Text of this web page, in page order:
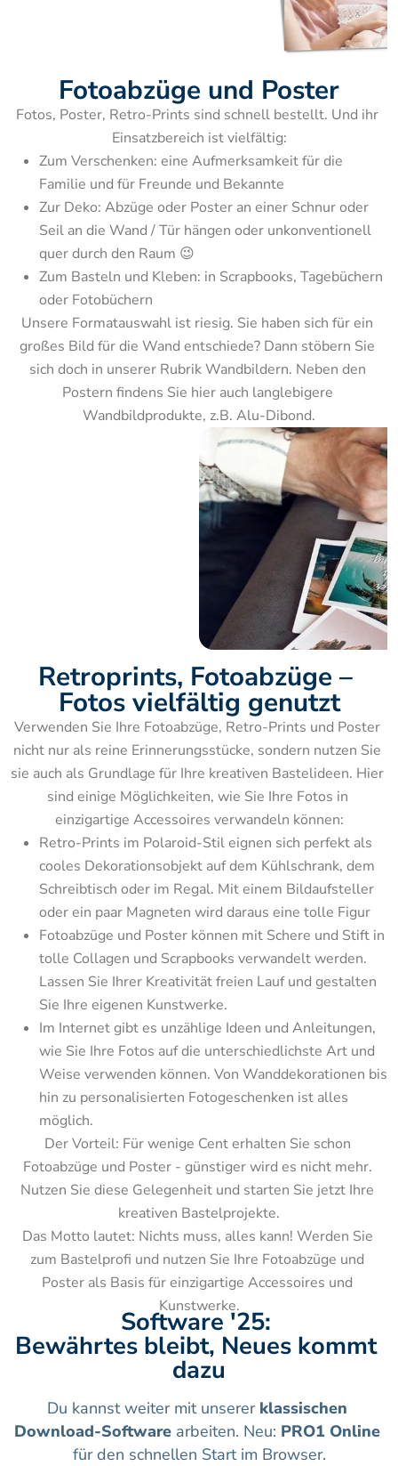
Fotoabzüge und Poster
Fotos, Poster, Retro-Prints sind schnell bestellt. Und ihr
Zum Verschenken: eine Aufmerksamkeit für die
Familie und für Freunde und Bekannte
Zur Deko: Abzüge oder Poster an einer Schnur oder
Seil an die Wand / Tür hängen oder unkonventionell
quer durch den Raum 😉
Zum Basteln und Kleben: in Scrapbooks, Tagebüchern
Unsere Formatauswahl ist riesig. Sie haben sich für ein
großes Bild für die Wand entschiede? Dann stöbern Sie
sich doch in unserer Rubrik Wandbildern. Neben den
Postern findens Sie hier auch langlebigere
Wandbildprodukte, z.B. Alu-Dibond.
Retroprints, Fotoabzüge –
Fotos vielfältig genutzt
Verwenden Sie Ihre Fotoabzüge, Retro-Prints und Poster
nicht nur als reine Erinnerungsstücke, sondern nutzen Sie
sie auch als Grundlage für Ihre kreativen Bastelideen. Hier
sind einige Möglichkeiten, wie Sie Ihre Fotos in
einzigartige Accessoires verwandeln können:
Retro-Prints im Polaroid-Stil eignen sich perfekt als
cooles Dekorationsobjekt auf dem Kühlschrank, dem
Schreibtisch oder im Regal. Mit einem Bildaufsteller
oder ein paar Magneten wird daraus eine tolle Figur
Fotoabzüge und Poster können mit Schere und Stift in
tolle Collagen und Scrapbooks verwandelt werden.
Lassen Sie Ihrer Kreativität freien Lauf und gestalten
Sie Ihre eigenen Kunstwerke.
Im Internet gibt es unzählige Ideen und Anleitungen,
wie Sie Ihre Fotos auf die unterschiedlichste Art und
Weise verwenden können. Von Wanddekorationen bis
hin zu personalisierten Fotogeschenken ist alles
möglich.
Der Vorteil: Für wenige Cent erhalten Sie schon
Fotoabzüge und Poster - günstiger wird es nicht mehr.
Nutzen Sie diese Gelegenheit und starten Sie jetzt Ihre
kreativen Bastelprojekte.
Das Motto lautet: Nichts muss, alles kann! Werden Sie
zum Bastelprofi und nutzen Sie Ihre Fotoabzüge und
Poster als Basis für einzigartige Accessoires und
Kunstwerke.
Software '25:
Bewährtes bleibt, Neues kommt
dazu
Du kannst weiter mit unserer klassischen
Download-Software arbeiten. Neu: PRO1 Online
für den schnellen Start im Browser.